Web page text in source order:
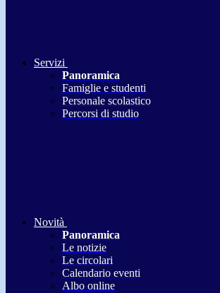
Servizi
Panoramica
Famiglie e studenti
Personale scolastico
Percorsi di studio
Novità
Panoramica
Le notizie
Le circolari
Calendario eventi
Albo online